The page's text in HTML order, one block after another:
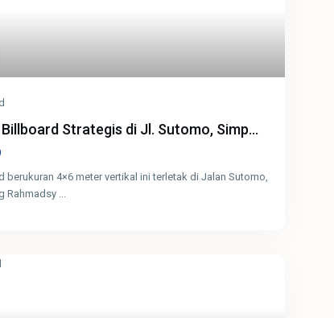
Strategis di Jl. Sutomo, Simp...
berukuran 4×6 meter vertikal ini terletak di Jalan Sutomo,
Rahmadsy ...